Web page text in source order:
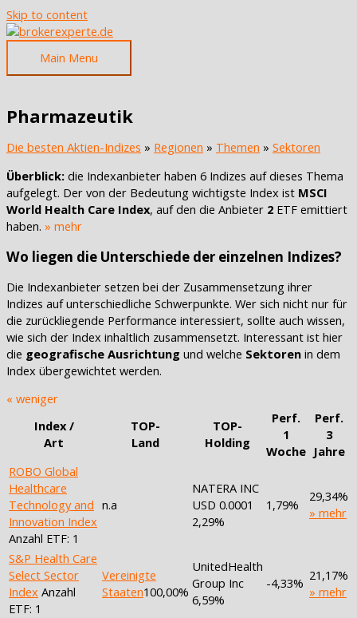
Skip to content
Main Menu
Pharmazeutik
Die besten Aktien-Indizes » Regionen » Themen » Sektoren
Überblick: die Indexanbieter haben 6 Indizes auf dieses Thema
aufgelegt. Der von der Bedeutung wichtigste Index ist MSCI
World Health Care Index, auf den die Anbieter 2 ETF emittiert
haben. » mehr
Wo liegen die Unterschiede der einzelnen Indizes?
Die Indexanbieter setzen bei der Zusammensetzung ihrer
Indizes auf unterschiedliche Schwerpunkte. Wer sich nicht nur für
die zurückliegende Performance interessiert, sollte auch wissen,
wie sich der Index inhaltlich zusammensetzt. Interessant ist hier
die geografische Ausrichtung und welche Sektoren in dem
Index übergewichtet werden.
« weniger
Index /
Art
TOP-
Land
TOP-
Holding
Perf.
1
Woche
Perf.
3
Jahre
ROBO Global
Healthcare
Technology and
Innovation Index
Anzahl ETF: 1
n.a
NATERA INC
USD 0.0001
2,29%
1,79%
29,34%
» mehr
S&P Health Care
Select Sector
Index Anzahl
ETF: 1
Vereinigte
Staaten100,00%
UnitedHealth
Group Inc
6,59%
-4,33% 21,17%
» mehr